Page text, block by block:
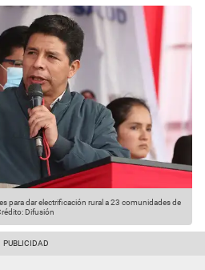
para dar electrificación rural a 23 comunidades de
Difusión